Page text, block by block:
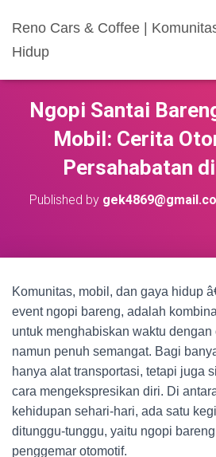
Reno Cars & Coffee |
Hidup
Ngopi Santai
Mobil: Cerita
Persahabatan
Published by
Komunitas, mobil, dan gaya hidup
event ngopi bareng, adalah
untuk menghabiskan waktu dengan
namun penuh semangat. Bagi
hanya alat transportasi, tetapi juga
cara mengekspresikan diri. Di
kehidupan sehari-hari, ada satu
ditunggu-tunggu, yaitu ngopi
penggemar otomotif.